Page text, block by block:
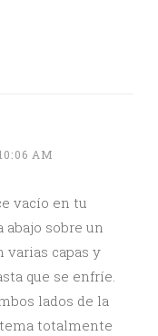
AM
vacío en tu
abajo sobre un
varias capas y
que se enfríe.
lados de la
totalmente